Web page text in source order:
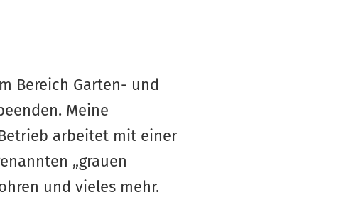
Bereich Garten- und
Meine
arbeitet mit einer
„grauen
und vieles mehr.